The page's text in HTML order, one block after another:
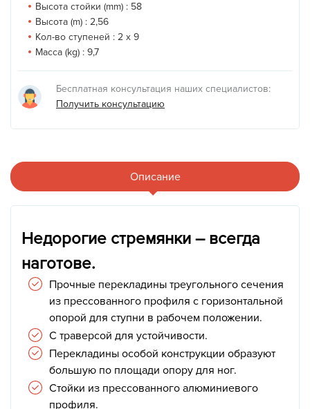
Высота стойки (mm) : 58
Высота (m) : 2,56
Кол-во ступеней : 2 x 9
Масса (kg) : 9,7
Бесплатная консультация наших специалистов:
Получить консультацию
Описание
Недорогие стремянки – всегда
наготове.
Прочные перекладины треугольного сечения
из прессованного профиля с горизонтальной
опорой для ступни в рабочем положении.
С траверсой для устойчивости.
Перекладины особой конструкции образуют
большую по площади опору для ног.
Стойки из прессованного алюминиевого
профиля.